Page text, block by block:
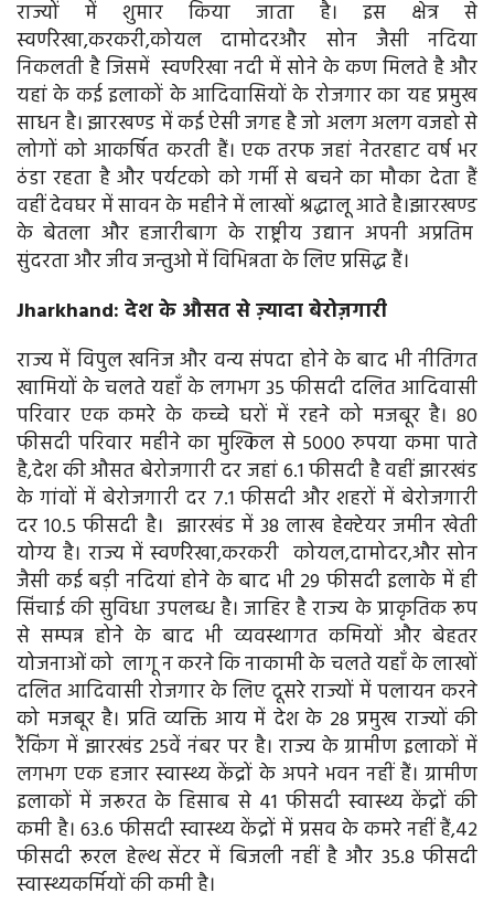
राज्यों में शुमार किया जाता है। इस क्षेत्र से
स्वर्णरेखा,करकरी,कोयल दामोदरऔर सोन जैसी नदिया
निकलती है जिसमें स्वर्णरेखा नदी में सोने के कण मिलते है और
यहां के कई इलाकों के आदिवासियों के रोजगार का यह प्रमुख
साधन है। झारखण्ड में कई ऐसी जगह है जो अलग अलग वजहो से
लोगों को आकर्षित करती हैं। एक तरफ जहां नेतरहाट वर्ष भर
ठंडा रहता है और पर्यटको को गर्मी से बचने का मौका देता हैं
वहीं देवघर में सावन के महीने में लाखों श्रद्धालू आते है।झारखण्ड
के बेतला और हजारीबाग के राष्ट्रीय उद्यान अपनी अप्रतिम
सुंदरता और जीव जन्तुओ में विभिन्नता के लिए प्रसिद्ध हैं।
Jharkhand: देश के औसत से ज़्यादा बेरोज़गारी
राज्य में विपुल खनिज और वन्य संपदा होने के बाद भी नीतिगत
खामियों के चलते यहाँ के लगभग 35 फीसदी दलित आदिवासी
परिवार एक कमरे के कच्चे घरों में रहने को मजबूर है। 80
फीसदी परिवार महीने का मुश्किल से 5000 रुपया कमा पाते
है,देश की औसत बेरोजगारी दर जहां 6.1 फीसदी है वहीं झारखंड
के गांवों में बेरोजगारी दर 7.1 फीसदी और शहरों में बेरोजगारी
दर 10.5 फीसदी है। झारखंड में 38 लाख हेक्टेयर जमीन खेती
योग्य है। राज्य में स्वर्णरेखा,करकरी कोयल,दामोदर,और सोन
जैसी कई बड़ी नदियां होने के बाद भी 29 फीसदी इलाके में ही
सिंचाई की सुविधा उपलब्ध है। जाहिर है राज्य के प्राकृतिक रूप
से सम्पन्न होने के बाद भी व्यवस्थागत कमियों और बेहतर
योजनाओं को लागू न करने कि नाकामी के चलते यहाँ के लाखों
दलित आदिवासी रोजगार के लिए दूसरे राज्यों में पलायन करने
को मजबूर है। प्रति व्यक्ति आय में देश के 28 प्रमुख राज्यों की
रैंकिंग में झारखंड 25वें नंबर पर है। राज्य के ग्रामीण इलाकों में
लगभग एक हजार स्वास्थ्य केंद्रों के अपने भवन नहीं हैं। ग्रामीण
इलाकों में जरूरत के हिसाब से 41 फीसदी स्वास्थ्य केंद्रों की
कमी है। 63.6 फीसदी स्वास्थ्य केंद्रों में प्रसव के कमरे नहीं हैं,42
फीसदी रूरल हेल्थ सेंटर में बिजली नहीं है और 35.8 फीसदी
स्वास्थ्यकर्मियों की कमी है।